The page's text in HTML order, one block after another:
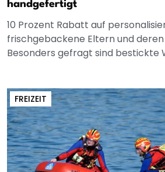
handgefertigt
10 Prozent Rabatt auf
frischgebackene Eltern und deren
Besonders gefragt sind bestickte
FREIZEIT